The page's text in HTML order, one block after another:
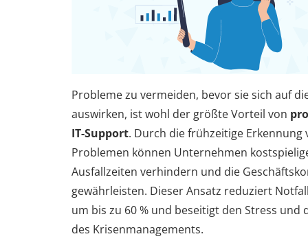
Probleme zu vermeiden, bevor sie sich auf
auswirken, ist wohl der größte Vorteil von
IT-Support. Durch die frühzeitige Erkennung
Problemen können Unternehmen
Ausfallzeiten verhindern und die
gewährleisten. Dieser Ansatz reduziert
um bis zu 60 % und beseitigt den Stress und
des Krisenmanagements.